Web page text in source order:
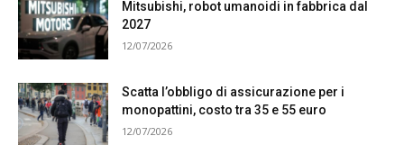
Mitsubishi, robot umanoidi in fabbrica dal
2027
12/07/2026
Scatta l’obbligo di assicurazione per i
monopattini, costo tra 35 e 55 euro
12/07/2026